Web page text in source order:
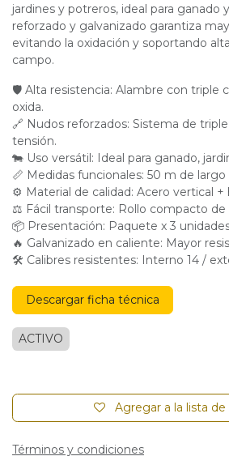
jardines y potreros, ideal para ganado
reforzado y galvanizado garantiza
evitando la oxidación y soportando
campo.
🛡 Alta resistencia: Alambre con triple
oxida.
🔗 Nudos reforzados: Sistema de
tensión.
🐄 Uso versátil: Ideal para ganado,
📏 Medidas funcionales: 50 m de largo
⚙ Material de calidad: Acero vertical +
⚖ Fácil transporte: Rollo compacto de
📦 Presentación: Paquete x 3
🔥 Galvanizado en caliente: Mayor
🛠 Calibres resistentes: Interno 14 /
Descargar ficha técnica
ACTIVO
Agregar a la lista de
Términos y condiciones